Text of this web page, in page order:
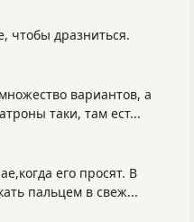
чтобы дразниться.
вариантов, а
таки, там ест...
его просят. В
пальцем в свеж...